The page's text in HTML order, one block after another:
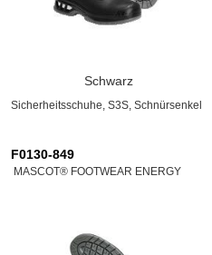
Schwarz
Sicherheitsschuhe, S3S, Schnürsenkel
F0130-849
MASCOT® FOOTWEAR ENERGY